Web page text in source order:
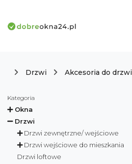
Drzwi Akcesoria do drzwi
Kategoria
Okna
Drzwi
Drzwi zewnętrzne/ wejściowe
Drzwi wejściowe do mieszkania
Drzwi loftowe